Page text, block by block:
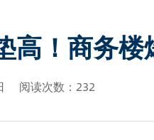
高！商务
阅读次数：232